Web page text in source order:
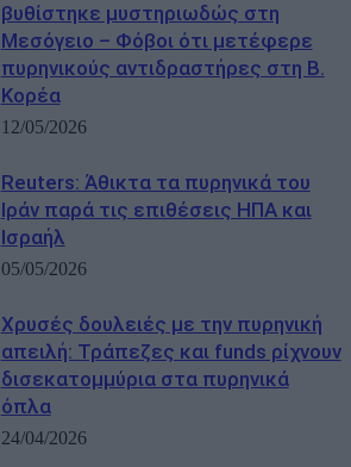
βυθίστηκε μυστηριωδώς στη
Μεσόγειο – Φόβοι ότι μετέφερε
πυρηνικούς αντιδραστήρες στη Β.
Κορέα
12/05/2026
Reuters: Άθικτα τα πυρηνικά του
Ιράν παρά τις επιθέσεις ΗΠΑ και
Ισραήλ
05/05/2026
Χρυσές δουλειές με την πυρηνική
απειλή: Τράπεζες και funds ρίχνουν
δισεκατομμύρια στα πυρηνικά
όπλα
24/04/2026